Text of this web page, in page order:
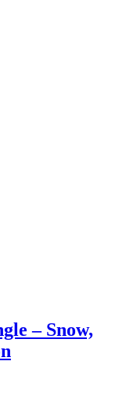
– Snow,